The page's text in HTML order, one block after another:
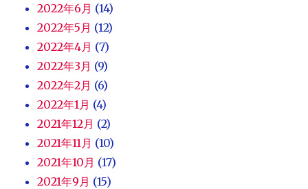
2022年6月 (14)
2022年5月 (12)
2022年4月 (7)
2022年3月 (9)
2022年2月 (6)
2022年1月 (4)
2021年12月 (2)
2021年11月 (10)
2021年10月 (17)
2021年9月 (15)